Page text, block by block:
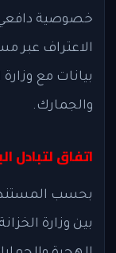
خصوصية دافعي
الاعتراف عبر
بيانات مع
والجمارك.
اتفاق لتبادل
بين وزارة